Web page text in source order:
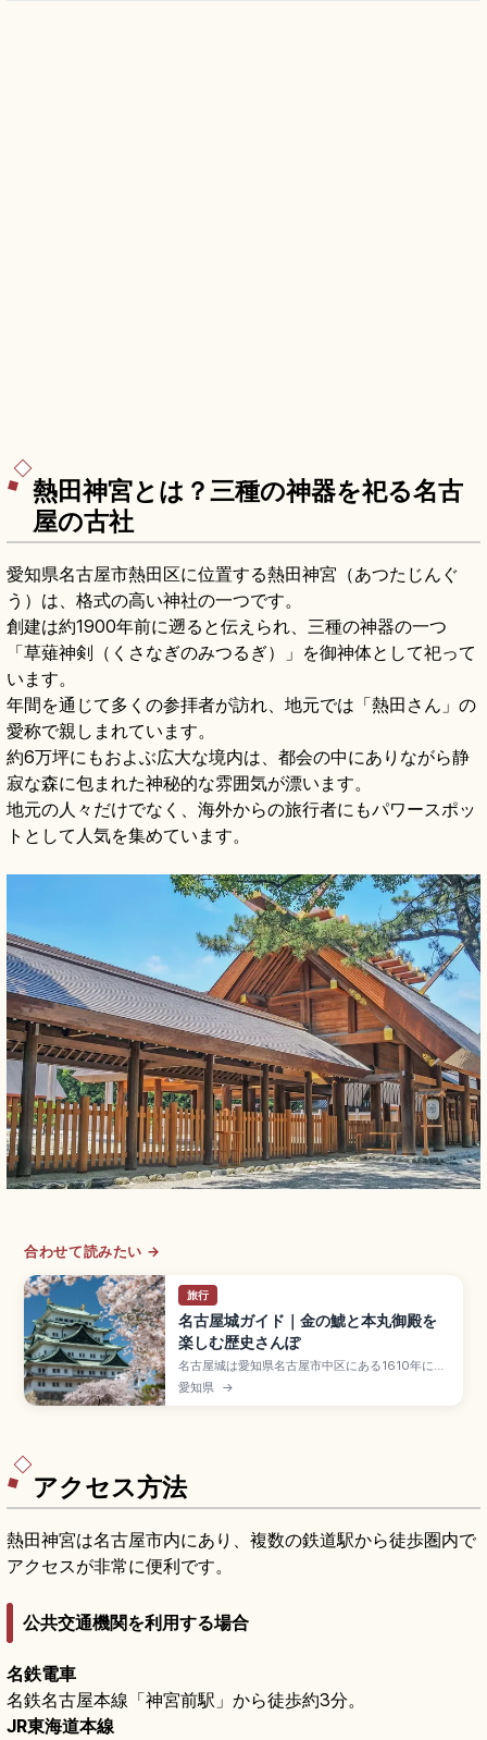
熱田神宮とは？三種の神器を祀る名古
屋の古社
愛知県名古屋市熱田区に位置する熱田神宮（あつたじんぐ
う）は、格式の高い神社の一つです。
創建は約1900年前に遡ると伝えられ、三種の神器の一つ
「草薙神剣（くさなぎのみつるぎ）」を御神体として祀って
います。
年間を通じて多くの参拝者が訪れ、地元では「熱田さん」の
愛称で親しまれています。
約6万坪にもおよぶ広大な境内は、都会の中にありながら静
寂な森に包まれた神秘的な雰囲気が漂います。
地元の人々だけでなく、海外からの旅行者にもパワースポッ
トとして人気を集めています。
合わせて読みたい →
旅行
名古屋城ガイド｜金の鯱と本丸御殿を
楽しむ歴史さんぽ
名古屋城は愛知県名古屋市中区にある1610年に徳
川家康の命で築城された名城で、尾張徳川家の居
城として繁栄したスポット。屋根の金の鯱(雄
愛知県 →
アクセス方法
熱田神宮は名古屋市内にあり、複数の鉄道駅から徒歩圏内で
アクセスが非常に便利です。
公共交通機関を利用する場合
名鉄電車
名鉄名古屋本線「神宮前駅」から徒歩約3分。
JR東海道本線